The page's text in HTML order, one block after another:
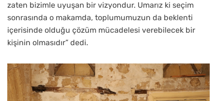
zaten bizimle uyuşan bir vizyondur. Umarız ki seçim
sonrasında o makamda, toplumumuzun da beklenti
içerisinde olduğu çözüm mücadelesi verebilecek bir
kişinin olmasıdır” dedi.